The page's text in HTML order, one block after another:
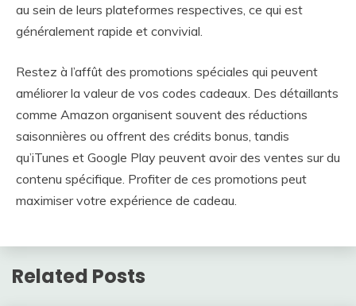
au sein de leurs plateformes respectives, ce qui est
généralement rapide et convivial.
Restez à l’affût des promotions spéciales qui peuvent
améliorer la valeur de vos codes cadeaux. Des détaillants
comme Amazon organisent souvent des réductions
saisonnières ou offrent des crédits bonus, tandis
qu’iTunes et Google Play peuvent avoir des ventes sur du
contenu spécifique. Profiter de ces promotions peut
maximiser votre expérience de cadeau.
Related Posts